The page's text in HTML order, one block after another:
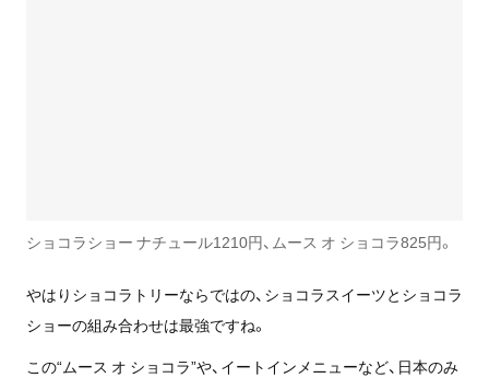
ショコラショー ナチュール1210円、ムース オ ショコラ825円。
やはりショコラトリーならではの、ショコラスイーツとショコラ
ショーの組み合わせは最強ですね。
この“ムース オ ショコラ”や、イートインメニューなど、日本のみ